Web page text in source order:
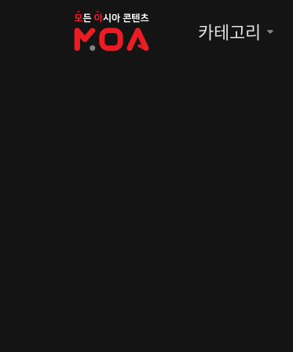
MOA
카테고리